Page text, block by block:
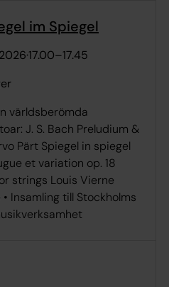
im Spiegel
·17.00–17.45
världsberömda
J. S. Bach Preludium &
Pärt Spiegel in spiegel
et variation op. 18
strings Louis Vierne
Insamling till Stockholms